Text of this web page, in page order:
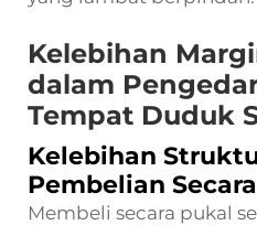
Kelebihan
dalam
Tempat Duduk
Kelebihan
Pembelian
Membeli secara pukal